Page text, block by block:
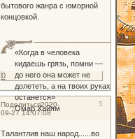
бытового жанра с юморной
концовкой.
«Когда в человека
кидаешь грязь, помни —
до него она может не
долететь, а на твоих руках
останется»
Омар Хайям
0
Поделиться 5
2020-
09-27 14:07:08
Талантлив наш народ......во